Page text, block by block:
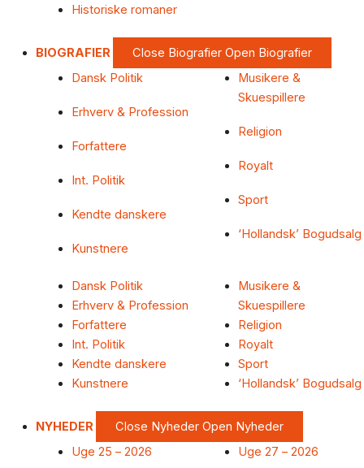
Historiske romaner
BIOGRAFIER Close Biografier Open Biografier
Dansk Politik
Erhverv & Profession
Forfattere
Int. Politik
Kendte danskere
Kunstnere
Musikere &
Skuespillere
Religion
Royalt
Sport
‘Hollandsk’ Bogudsalg
Dansk Politik
Erhverv & Profession
Forfattere
Int. Politik
Kendte danskere
Kunstnere
Musikere &
Skuespillere
Religion
Royalt
Sport
‘Hollandsk’ Bogudsalg
NYHEDER Close Nyheder Open Nyheder
Uge 25 – 2026
Uge 27 – 2026